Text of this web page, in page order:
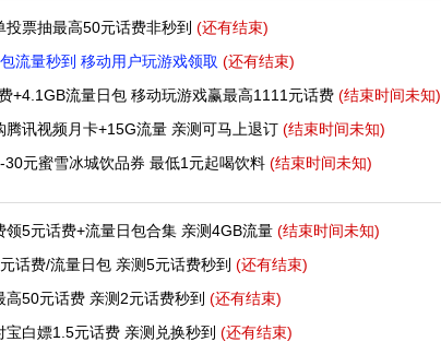
投票抽最高50元话费非秒到 (还有结束)
流量秒到 移动用户玩游戏领取 (还有结束)
+4.1GB流量日包 移动玩游戏赢最高1111元话费 (结束时间未知)
腾讯视频月卡+15G流量 亲测可马上退订 (结束时间未知)
30元蜜雪冰城饮品券 最低1元起喝饮料 (结束时间未知)
领5元话费+流量日包合集 亲测4GB流量 (结束时间未知)
话费/流量日包 亲测5元话费秒到 (还有结束)
高50元话费 亲测2元话费秒到 (还有结束)
宝白嫖1.5元话费 亲测兑换秒到 (还有结束)